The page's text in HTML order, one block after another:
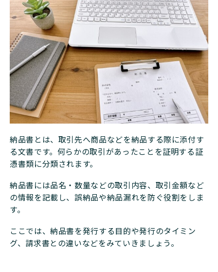
納品書とは、取引先へ商品などを納品する際に添付す
る文書です。何らかの取引があったことを証明する証
憑書類に分類されます。
納品書には品名・数量などの取引内容、取引金額など
の情報を記載し、誤納品や納品漏れを防ぐ役割をしま
す。
ここでは、納品書を発行する目的や発行のタイミン
グ、請求書との違いなどをみていきましょう。